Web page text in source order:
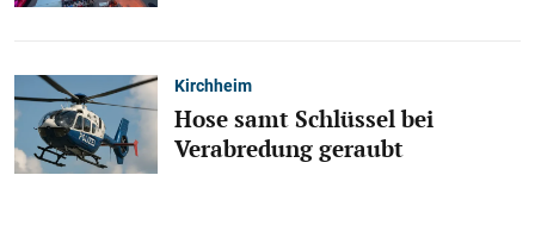
Kirchheim
Hose samt Schlüssel bei
Verabredung geraubt